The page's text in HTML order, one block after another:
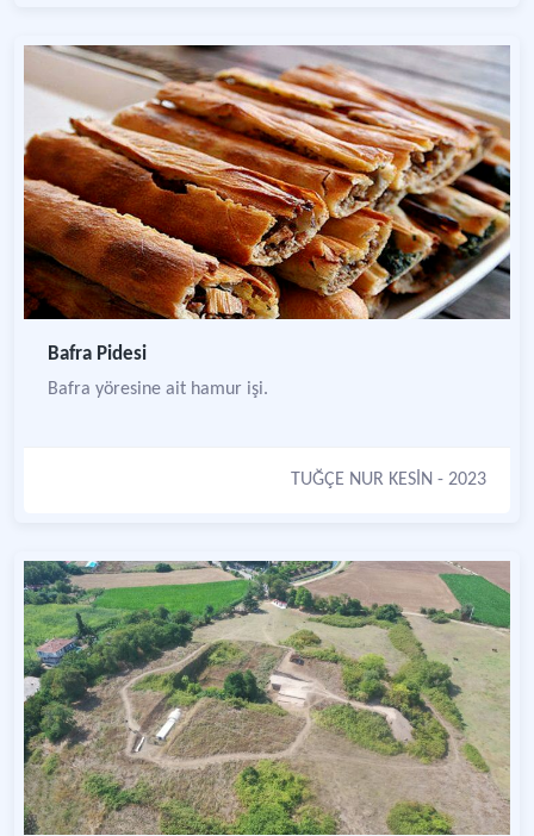
Bafra Pidesi
Bafra yöresine ait hamur işi.
TUĞÇE NUR KESİN - 2023